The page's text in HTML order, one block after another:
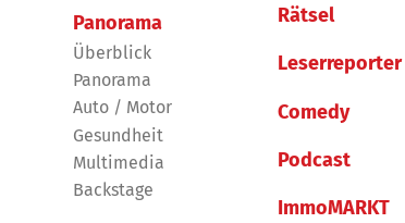
Panorama
Überblick
Panorama
Auto / Motor
Gesundheit
Multimedia
Backstage
Rätsel
Leserreporter
Comedy
Podcast
ImmoMARKT